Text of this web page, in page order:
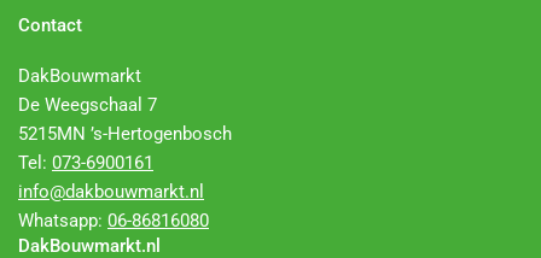
Contact
DakBouwmarkt
De Weegschaal 7
5215MN ’s-Hertogenbosch
Tel: 073-6900161
info@dakbouwmarkt.nl
Whatsapp: 06-86816080
DakBouwmarkt.nl